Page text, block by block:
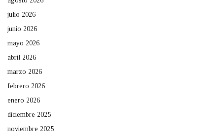
julio 2026
junio 2026
mayo 2026
abril 2026
marzo 2026
febrero 2026
enero 2026
diciembre 2025
noviembre 2025